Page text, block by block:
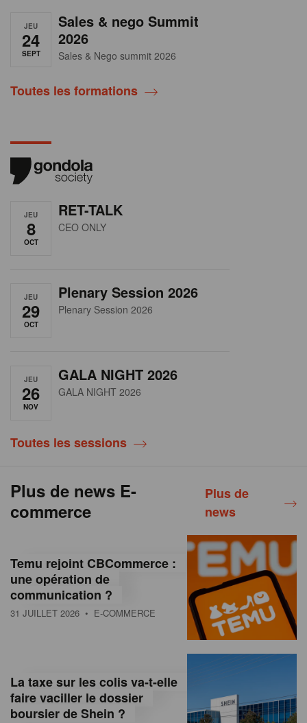
JEU
24
SEPT
Sales & nego Summit
2026
Sales & Nego summit 2026
Toutes les formations
JEU
8
OCT
RET-TALK
CEO ONLY
JEU
29
OCT
Plenary Session 2026
Plenary Session 2026
JEU
26
NOV
GALA NIGHT 2026
GALA NIGHT 2026
Toutes les sessions
Plus de news E-
commerce
Plus de
news
Temu rejoint CBCommerce :
une opération de
communication ?
31 JUILLET 2026 • E-COMMERCE
La taxe sur les colis va-t-elle
faire vaciller le dossier
boursier de Shein ?